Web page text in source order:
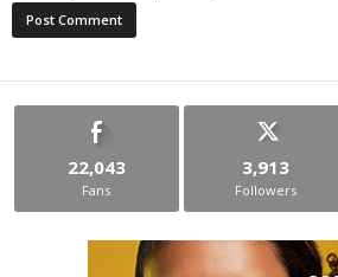
22,043
Fans
3,913
Followers